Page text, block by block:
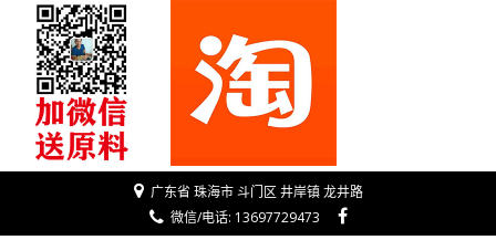
广东省 珠海市 斗门区 井岸镇 龙井路
微信/电话: 13697729473